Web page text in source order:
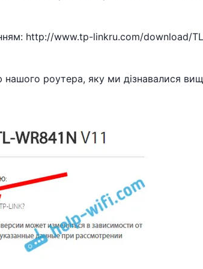
http://www.tp-linkru.com/download/
нашого роутера, яку ми дізнавалися